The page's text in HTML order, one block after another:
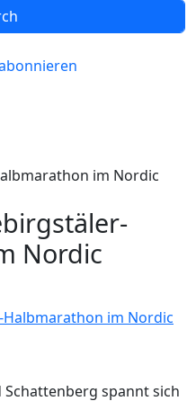
im Nordic
Nordic
spannt sich